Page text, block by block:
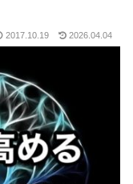
2017.10.19 2026.04.04